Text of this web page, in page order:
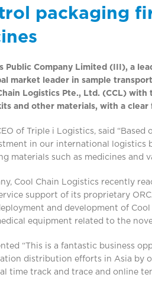
packaging
Public Company Limited (III), a
market leader in sample
Logistics Pte., Ltd. (CCL)
and other materials, with a
of Triple i Logistics, said
in our international logistics
materials such as medicines and
Cool Chain Logistics recently
support of its proprietary
and development of
equipment related to the
“This is a fantastic business
distribution efforts in Asia by
time track and trace and online